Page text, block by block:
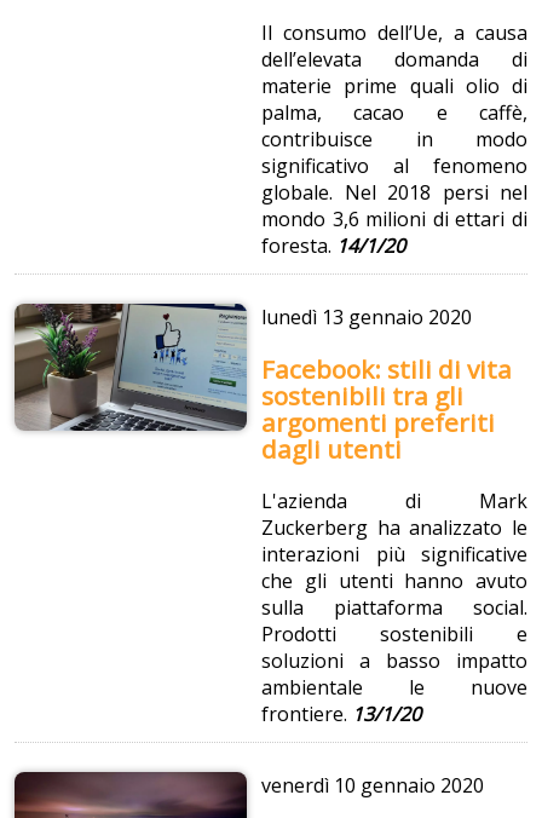
Il consumo dell’Ue, a causa
dell’elevata domanda di
materie prime quali olio di
palma, cacao e caffè,
contribuisce in modo
significativo al fenomeno
globale. Nel 2018 persi nel
mondo 3,6 milioni di ettari di
foresta. 14/1/20
lunedì 13 gennaio 2020
Facebook: stili di vita
sostenibili tra gli
argomenti preferiti
dagli utenti
L'azienda di Mark
Zuckerberg ha analizzato le
interazioni più significative
che gli utenti hanno avuto
sulla piattaforma social.
Prodotti sostenibili e
soluzioni a basso impatto
ambientale le nuove
frontiere. 13/1/20
venerdì 10 gennaio 2020